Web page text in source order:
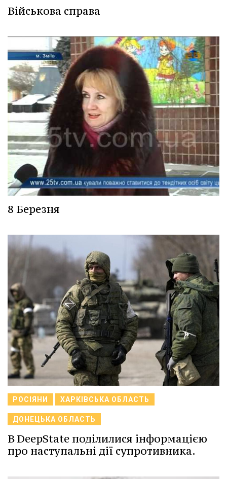
Військова справа
8 Березня
РОСІЯНИ ХАРКІВСЬКА ОБЛАСТЬ
ДОНЕЦЬКА ОБЛАСТЬ
В DeepState поділилися інформацією
про наступальні дії супротивника.